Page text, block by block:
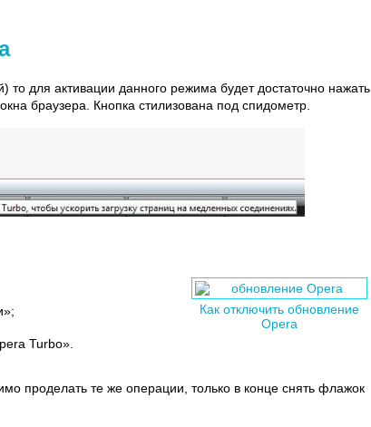
то для активации данного режима будет достаточно нажать
браузера. Кнопка стилизована под спидометр.
Как отключить обновление
Opera
Turbo».
проделать те же операции, только в конце снять флажок